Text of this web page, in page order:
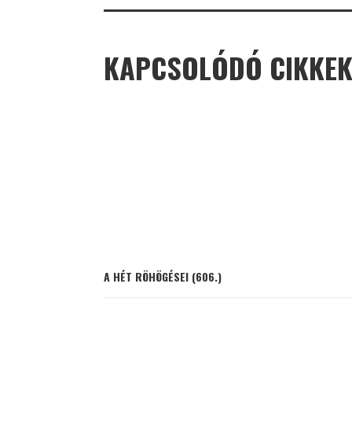
KAPCSOLÓDÓ CIKKEK
A HÉT RÖHÖGÉSEI (606.)